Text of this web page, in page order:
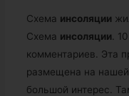
Схема инсоляции
Схема инсоляции .
комментариев. Эта
размещена на
большой интерес.